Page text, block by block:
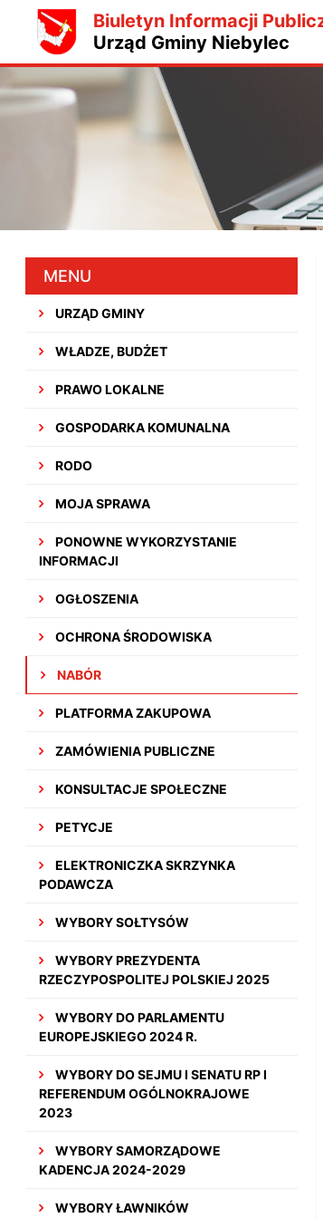
Biuletyn Informacji
Urząd Gminy Niebylec
MENU
URZĄD GMINY
WŁADZE, BUDŻET
PRAWO LOKALNE
GOSPODARKA KOMUNALNA
RODO
MOJA SPRAWA
PONOWNE WYKORZYSTANIE
INFORMACJI
OGŁOSZENIA
OCHRONA ŚRODOWISKA
NABÓR
PLATFORMA ZAKUPOWA
ZAMÓWIENIA PUBLICZNE
KONSULTACJE SPOŁECZNE
PETYCJE
ELEKTRONICZKA SKRZYNKA
PODAWCZA
WYBORY SOŁTYSÓW
WYBORY PREZYDENTA
RZECZYPOSPOLITEJ POLSKIEJ 2025
WYBORY DO PARLAMENTU
EUROPEJSKIEGO 2024 R.
WYBORY DO SEJMU I SENATU RP I
REFERENDUM OGÓLNOKRAJOWE
2023
WYBORY SAMORZĄDOWE
KADENCJA 2024-2029
WYBORY ŁAWNIKÓW